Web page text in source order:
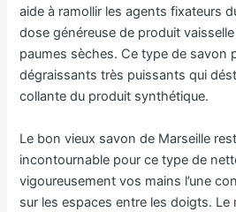
aide à ramollir les agents fixateurs
dose généreuse de produit
paumes sèches. Ce type de savon
dégraissants très puissants qui
collante du produit synthétique.
Le bon vieux savon de Marseille
incontournable pour ce type de
vigoureusement vos mains l’une
sur les espaces entre les doigts. Le